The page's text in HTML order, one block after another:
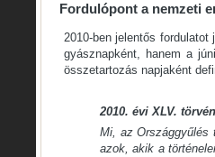
Fordulópont a nemzeti
2010-ben jelentős
gyásznapként, hanem a
összetartozás napjaként
2010. évi XLV.
Mi, az Országgyűlés
azok, akik a